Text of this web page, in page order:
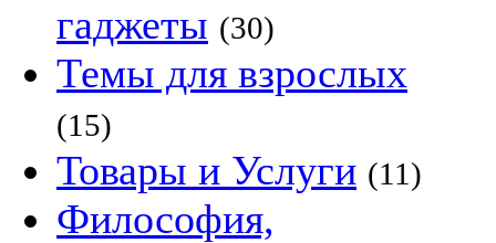
гаджеты (30)
Темы для взрослых
(15)
Товары и Услуги (11)
Философия,